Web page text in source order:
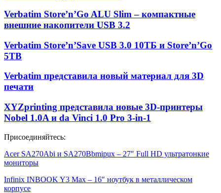
Verbatim Store’n’Go ALU Slim – компактные
внешние накопители USB 3.2
Verbatim Store’n’Save USB 3.0 10ТБ и Store’n’Go
5TB
Verbatim представила новый материал для 3D
печати
XYZprinting представила новые 3D-принтеры
Nobel 1.0A и da Vinci 1.0 Pro 3-in-1
Присоединяйтесь:
Acer SA270Abi и SA270Bbmipux – 27″ Full HD ультратонкие
мониторы
Infinix INBOOK Y3 Max – 16″ ноутбук в металлическом
корпусе